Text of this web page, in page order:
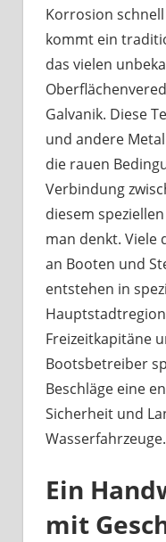
Korrosion
kommt ein
das vielen
Galvanik. Diese
und andere
die rauen
Verbindung
diesem
man denkt. Viele
an Booten und
entstehen in
Freizeitkapitäne
Bootsbetreiber
Beschläge eine
Sicherheit und
Wasserfahrzeuge.
Ein
mit